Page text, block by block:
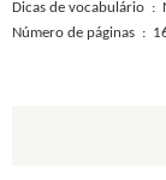
Número